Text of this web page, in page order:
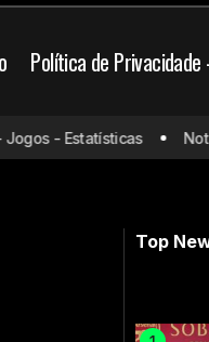
Política de Privacidade
do
- Estatísticas
Top